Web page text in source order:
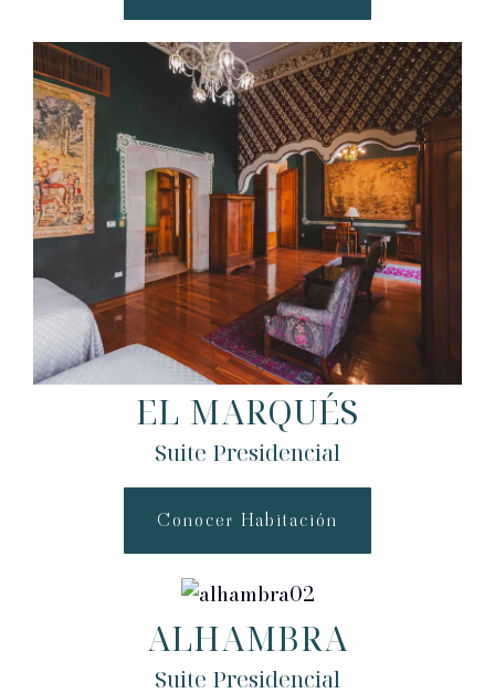
EL MARQUÉS
Suite Presidencial
Conocer Habitación
ALHAMBRA
Suite Presidencial